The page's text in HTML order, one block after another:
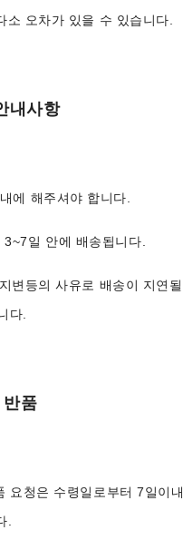
소 오차가 있을 수 있습니다.
내사항
에 해주셔야 합니다.
일 안에 배송됩니다.
변등의 사유로 배송이 지연될
다.
품
요청은 수령일로부터 7일이내
.